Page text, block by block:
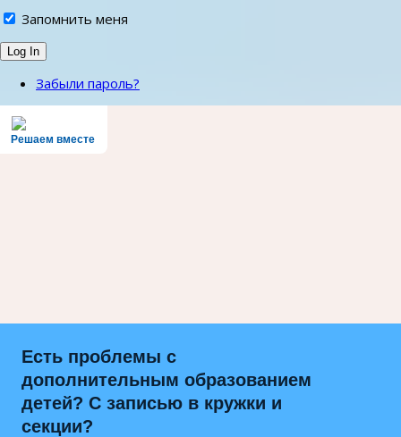
Запомнить меня
Забыли пароль?
Решаем вместе
Есть проблемы с
дополнительным образованием
детей? С записью в кружки и
секции?